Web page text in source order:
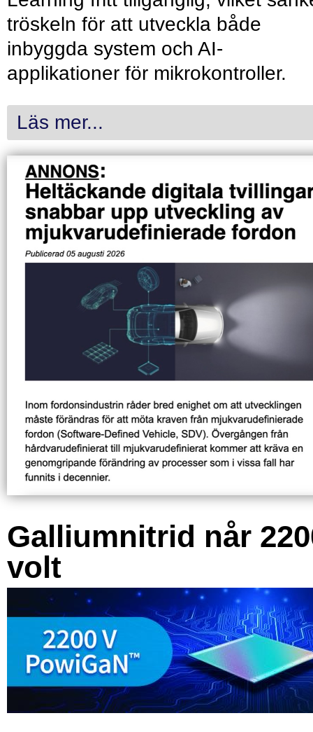
tröskeln för att utveckla både
inbyggda system och AI-
applikationer för mikrokontroller.
Läs mer...
Galliumnitrid når
volt